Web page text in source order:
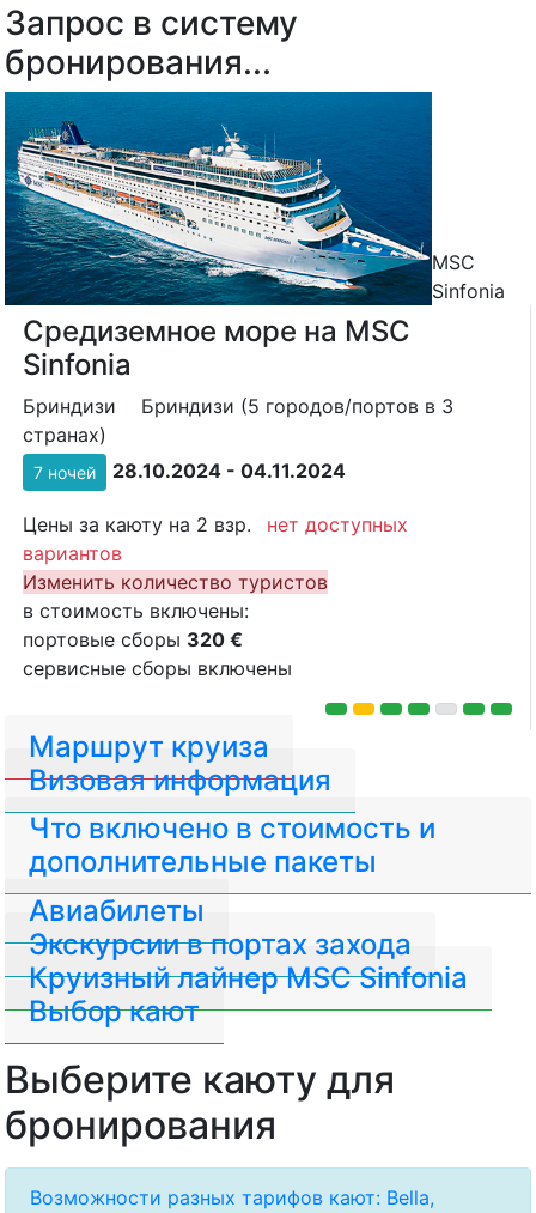
MSC
Sinfonia
Средиземное море на MSC
Sinfonia
Бриндизи
Бриндизи (5 городов/портов в 3
странах)
7 ночей 28.10.2024 - 04.11.2024
Цены за каюту на 2 взр.
нет доступных
вариантов
Изменить количество туристов
в стоимость включены:
портовые сборы 320 €
сервисные сборы включены
Запрос в систему
бронирования...
Маршрут круиза
Визовая информация
Авиабилеты
Что включено в стоимость и
дополнительные пакеты
Экскурсии в портах захода
Круизный лайнер MSC Sinfonia
Выбор кают
Выберите каюту для
бронирования
Возможности разных тарифов кают: Bella,